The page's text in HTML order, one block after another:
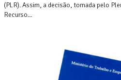
(PLR). Assim, a decisão, tomada pelo
Recurso...